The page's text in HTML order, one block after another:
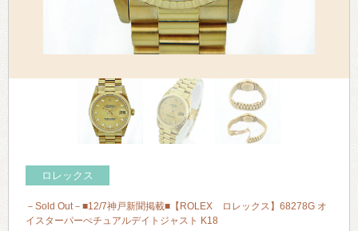
ロレックス
－Sold Out－■12/7神戸新聞掲載■【ROLEX ロレックス】68278G オ
イスターパーぺチュアルデイトジャスト K18
> ホーム
> 古物営業法に基づく表示
> プライバシーポリシー
> お問い合わせ